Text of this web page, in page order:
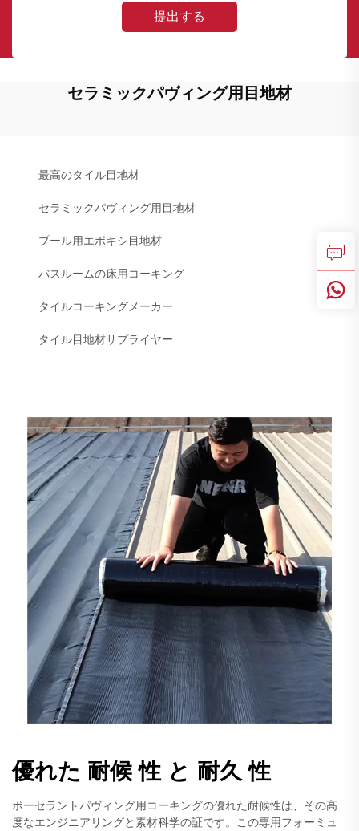
提出する
セラミックパヴィング用目地材
最高のタイル目地材
セラミックパヴィング用目地材
プール用エポキシ目地材
バスルームの床用コーキング
タイルコーキングメーカー
タイル目地材サプライヤー
優れた 耐候 性 と 耐久 性
ポーセラントパヴィング用コーキングの優れた耐候性は、その高
度なエンジニアリングと素材科学の証です。この専用フォーミュ